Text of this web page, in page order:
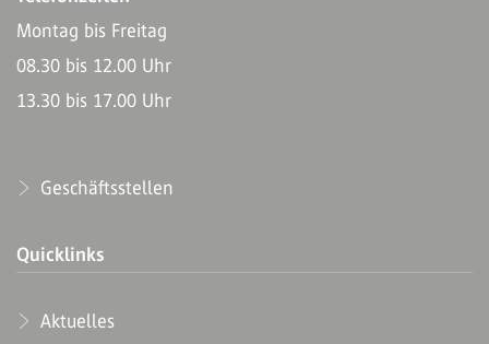
Montag bis Freitag
08.30 bis 12.00 Uhr
13.30 bis 17.00 Uhr
Geschäftsstellen
Quicklinks
Aktuelles